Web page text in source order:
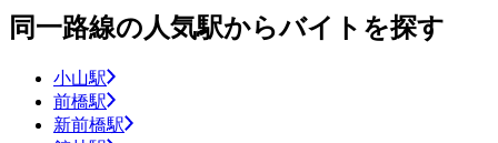
同一路線の人気駅からバイトを探す
小山駅
前橋駅
新前橋駅